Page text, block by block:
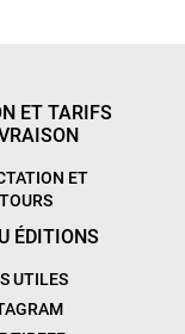
ET TARIFS
ET
ÉDITIONS
UTILES